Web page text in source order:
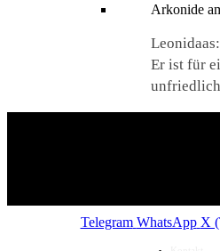
Arkonide
Leonidaas:
Er ist für
Telegram WhatsApp X